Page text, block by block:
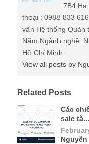
7B4 Ha
thoại : 0988 833
vấn Hệ thống Quản
Năm Ngành nghề:
Hồ Chí Minh
View all posts by
Related Posts
Các
sale tă...